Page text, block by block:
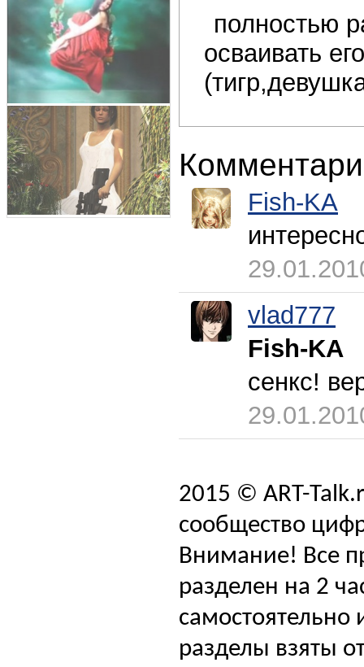
полностью
осваивать
Fish-KA
vlad777
Fish-KA
сенкс!
2015 © ART-
сообщество
Внимание! Все
разделен на 2
самостоятельно
разделы взяты